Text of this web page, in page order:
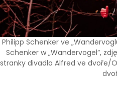
Philipp Schenker ve
Schenker w „Wandervogel”,
stranky divadla Alfred ve dvoře/